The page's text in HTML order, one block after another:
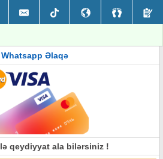
Whatsapp Əlaqə
qeydiyyat ala bilərsiniz !